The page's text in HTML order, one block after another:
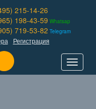
215-14-26
198-43-59 Whatsap
719-53-82 Telegram
Регистрация
Toggle